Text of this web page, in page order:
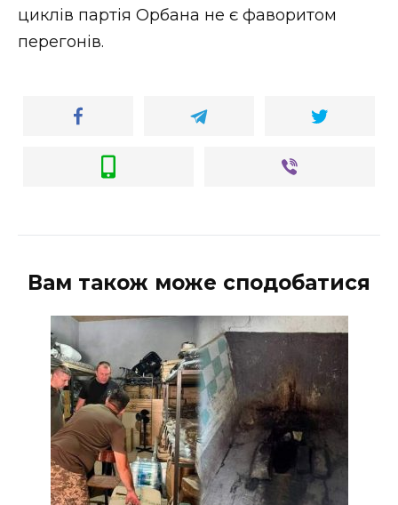
циклів партія Орбана не є фаворитом
перегонів.
Вам також може сподобатися